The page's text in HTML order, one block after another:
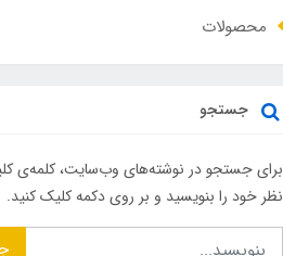
محصولات
جستجو
برای جستجو در نوشته‌های وب‌سایت، کلمه‌ی
نظر خود را بنویسید و بر روی دکمه کلیک کنید.